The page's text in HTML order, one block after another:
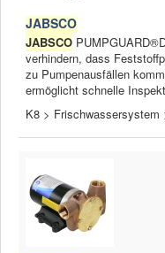
JABSCO
JABSCO
verhindern, dass
zu Pumpenausfällen
ermöglicht schnelle
K8 > Frischwassersystem